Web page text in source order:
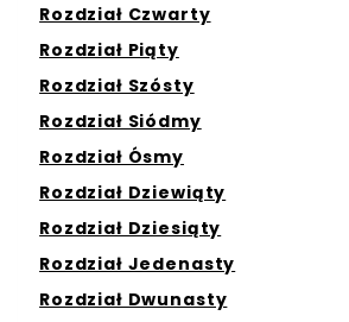
Rozdział Czwarty
Rozdział Piąty
Rozdział Szósty
Rozdział Siódmy
Rozdział Ósmy
Rozdział Dziewiąty
Rozdział Dziesiąty
Rozdział Jedenasty
Rozdział Dwunasty